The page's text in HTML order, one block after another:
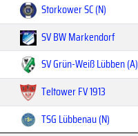
Storkower SC (N)
SV BW Markendorf
SV Grün-Weiß Lübben (A)
Teltower FV 1913
TSG Lübbenau (N)